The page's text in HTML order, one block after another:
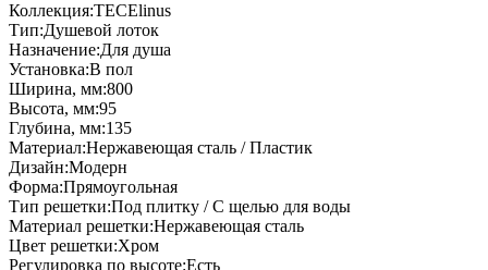
Коллекция:TECElinus
Тип:Душевой лоток
Назначение:Для душа
Установка:В пол
Ширина, мм:800
Высота, мм:95
Глубина, мм:135
Материал:Нержавеющая сталь / Пластик
Дизайн:Модерн
Форма:Прямоугольная
Тип решетки:Под плитку / С щелью для воды
Материал решетки:Нержавеющая сталь
Цвет решетки:Хром
Регулировка по высоте:Есть